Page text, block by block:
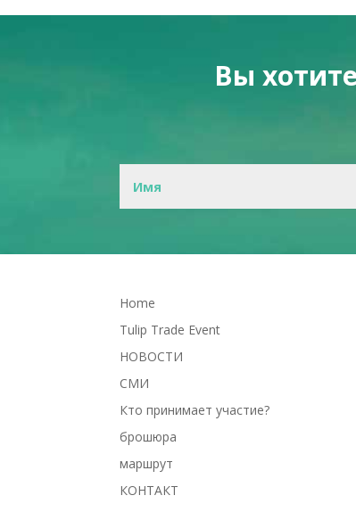
Вы
Home
Tulip Trade Event
НОВОСТИ
СМИ
Кто принимает участие?
брошюра
маршрут
КОНТАКТ